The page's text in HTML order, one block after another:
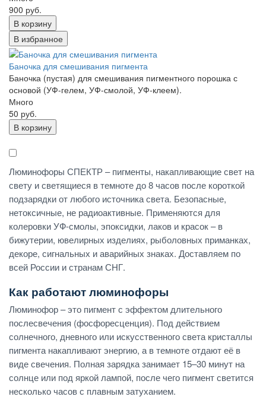
900 руб.
В корзину
В избранное
Баночка для смешивания пигмента
Баночка (пустая) для смешивания пигментного порошка с
основой (УФ-гелем, УФ-смолой, УФ-клеем).
Много
50 руб.
В корзину
Люминофоры СПЕКТР – пигменты, накапливающие свет на
свету и светящиеся в темноте до 8 часов после короткой
подзарядки от любого источника света. Безопасные,
нетоксичные, не радиоактивные. Применяются для
колеровки УФ-смолы, эпоксидки, лаков и красок – в
бижутерии, ювелирных изделиях, рыболовных приманках,
декоре, сигнальных и аварийных знаках. Доставляем по
всей России и странам СНГ.
Как работают люминофоры
Люминофор – это пигмент с эффектом длительного
послесвечения (фосфоресценция). Под действием
солнечного, дневного или искусственного света кристаллы
пигмента накапливают энергию, а в темноте отдают её в
виде свечения. Полная зарядка занимает 15–30 минут на
солнце или под яркой лампой, после чего пигмент светится
несколько часов с плавным затуханием.